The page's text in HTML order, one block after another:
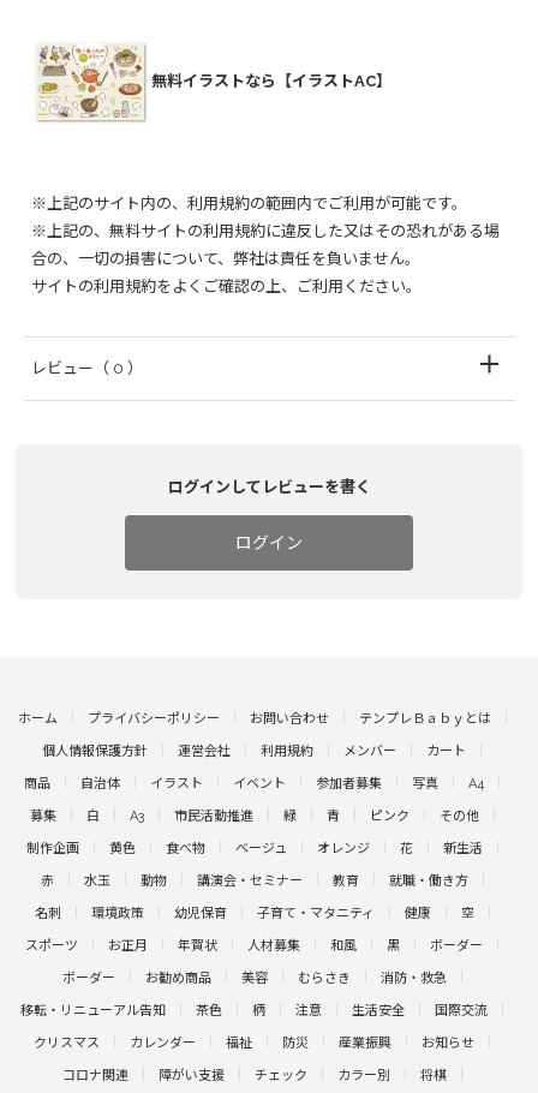
無料イラストなら【イラストAC】
※上記のサイト内の、利用規約の範囲内でご利用が可能です。
※上記の、無料サイトの利用規約に違反した又はその恐れがある場
合の、一切の損害について、弊社は責任を負いません。
サイトの利用規約をよくご確認の上、ご利用ください。
レビュー （ 0 ）
ログインしてレビューを書く
ログイン
ホーム プライバシーポリシー お問い合わせ テンプレＢａｂｙとは
個人情報保護方針 運営会社 利用規約 メンバー カート
商品 自治体 イラスト イベント 参加者募集 写真 A4
募集 白 A3 市民活動推進 緑 青 ピンク その他
制作企画 黄色 食べ物 ベージュ オレンジ 花 新生活
赤 水玉 動物 講演会・セミナー 教育 就職・働き方
名刺 環境政策 幼児保育 子育て・マタニティ 健康 空
スポーツ お正月 年賀状 人材募集 和風 黒 ボーダー
ボーダー お勧め商品 美容 むらさき 消防・救急
移転・リニューアル告知 茶色 柄 注意 生活安全 国際交流
クリスマス カレンダー 福祉 防災 産業振興 お知らせ
コロナ関連 障がい支援 チェック カラー別 将棋